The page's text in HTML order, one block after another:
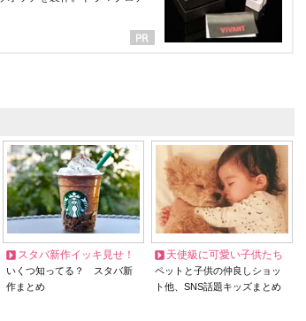
スタバ新作イッキ見せ！
いくつ知ってる？ スタバ新
作まとめ
天使級に可愛い子供たち
ペットと子供の仲良しショッ
ト他、SNS話題キッズまとめ